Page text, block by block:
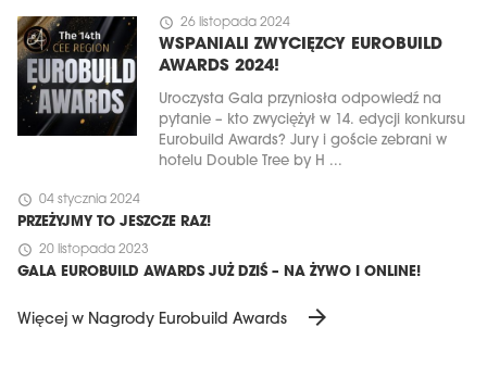
schedule 26 listopada 2024
WSPANIALI ZWYCIĘZCY EUROBUILD
AWARDS 2024!
Uroczysta Gala przyniosła odpowiedź na
pytanie – kto zwyciężył w 14. edycji konkursu
Eurobuild Awards? Jury i goście zebrani w
hotelu Double Tree by H ...
schedule 04 stycznia 2024
PRZEŻYJMY TO JESZCZE RAZ!
schedule 20 listopada 2023
GALA EUROBUILD AWARDS JUŻ DZIŚ – NA ŻYWO I ONLINE!
Więcej w Nagrody Eurobuild Awards arrow_forward